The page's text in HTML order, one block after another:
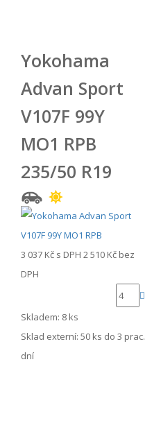
Yokohama
Advan Sport
V107F 99Y
MO1 RPB
235/50 R19
3 037 Kč s DPH 2 510 Kč bez
DPH
Skladem: 8 ks
Sklad externí: 50 ks do 3 prac.
dní